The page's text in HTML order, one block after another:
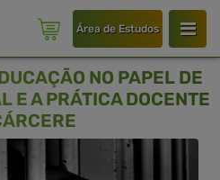
Área de Estudos
NO PAPEL DE
E A PRÁTICA DOCENTE